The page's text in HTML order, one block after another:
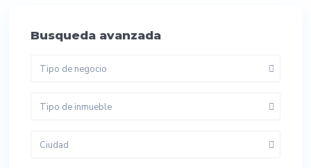
Busqueda avanzada
Tipo de negocio
Tipo de inmueble
Ciudad